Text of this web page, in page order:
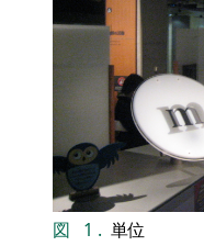
図 1 . 単位